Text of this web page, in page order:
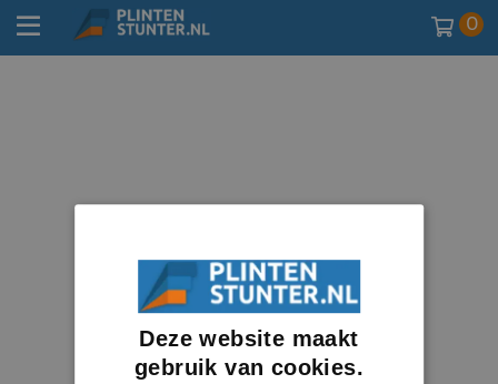
0
Deze website maakt
gebruik van cookies.